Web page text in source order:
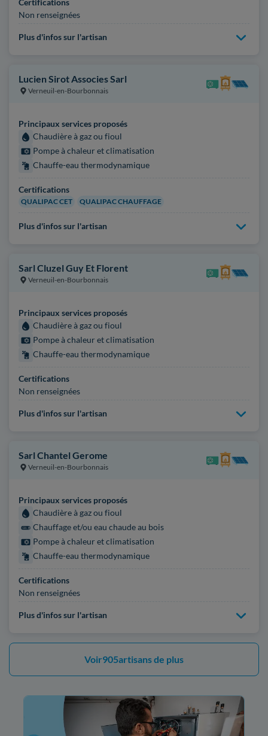
Non renseignées
Plus d'infos sur l'artisan
Lucien Sirot Associes Sarl
Verneuil-en-Bourbonnais
Principaux services proposés
Chaudière à gaz ou fioul
Pompe à chaleur et climatisation
Chauffe-eau thermodynamique
Certifications
QUALIPAC CET QUALIPAC CHAUFFAGE
Plus d'infos sur l'artisan
Sarl Cluzel Guy Et Florent
Verneuil-en-Bourbonnais
Principaux services proposés
Chaudière à gaz ou fioul
Pompe à chaleur et climatisation
Chauffe-eau thermodynamique
Certifications
Non renseignées
Plus d'infos sur l'artisan
Sarl Chantel Gerome
Verneuil-en-Bourbonnais
Principaux services proposés
Chaudière à gaz ou fioul
Chauffage et/ou eau chaude au bois
Pompe à chaleur et climatisation
Chauffe-eau thermodynamique
Certifications
Non renseignées
Plus d'infos sur l'artisan
Voir905artisans de plus